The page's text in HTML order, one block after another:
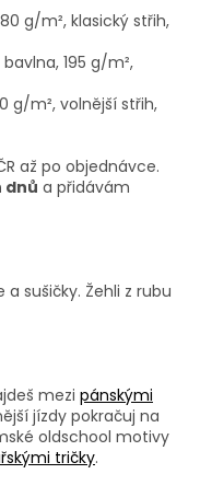
g/m², klasický střih,
195 g/m²,
g/m², volnější střih,
až po objednávce.
dnů a přidávám
a sušičky. Žehli z rubu
mezi pánskými
jízdy pokračuj na
oldschool motivy
tričky.